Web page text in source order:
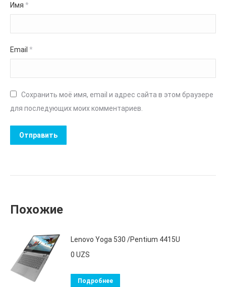
Имя *
Email *
Сохранить моё имя, email и адрес сайта в этом браузере
для последующих моих комментариев.
Похожие
Lenovo Yoga 530 /Pentium 4415U
0 UZS
Подробнее